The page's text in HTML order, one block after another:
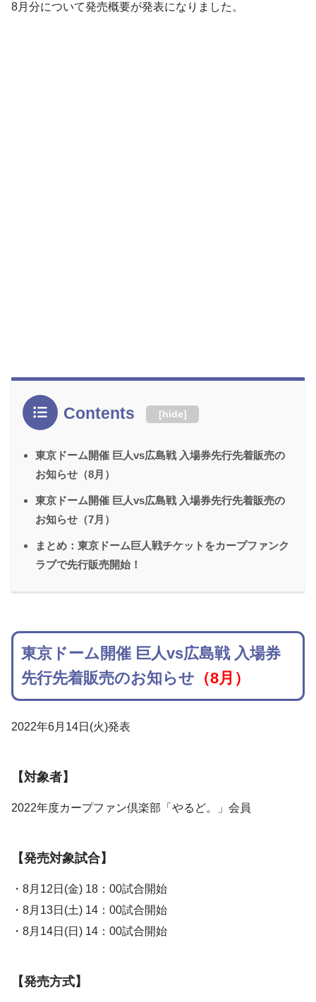
8月分について発売概要が発表になりました。
Contents [hide]
東京ドーム開催 巨人vs広島戦 入場券先行先着販売の
お知らせ（8月）
東京ドーム開催 巨人vs広島戦 入場券先行先着販売の
お知らせ（7月）
まとめ：東京ドーム巨人戦チケットをカープファンク
ラブで先行販売開始！
東京ドーム開催 巨人vs広島戦 入場券
先行先着販売のお知らせ （8月）
2022年6月14日(火)発表
【対象者】
2022年度カープファン倶楽部「やるど。」会員
【発売対象試合】
・8月12日(金) 18：00試合開始
・8月13日(土) 14：00試合開始
・8月14日(日) 14：00試合開始
【発売方式】